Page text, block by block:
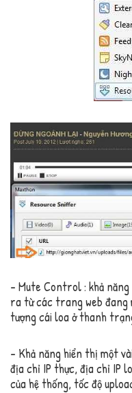
– Mute Control : khả
ra từ các trang web đang
tượng cái loa ở thanh
– Khả năng hiển thị một
địa chỉ IP thực, địa chỉ IP
của hệ thống, tốc độ